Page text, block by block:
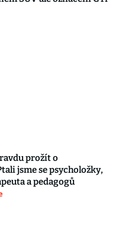
prožít o
jsme se psycholožky,
a pedagogů